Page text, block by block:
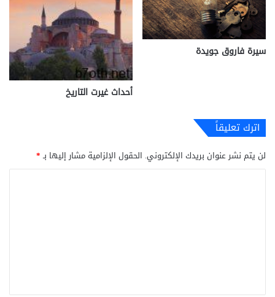
سيرة فاروق جويدة
أحداث غيرت التاريخ
اترك تعليقاً
لن يتم نشر عنوان بريدك الإلكتروني. الحقول الإلزامية مشار إليها بـ*